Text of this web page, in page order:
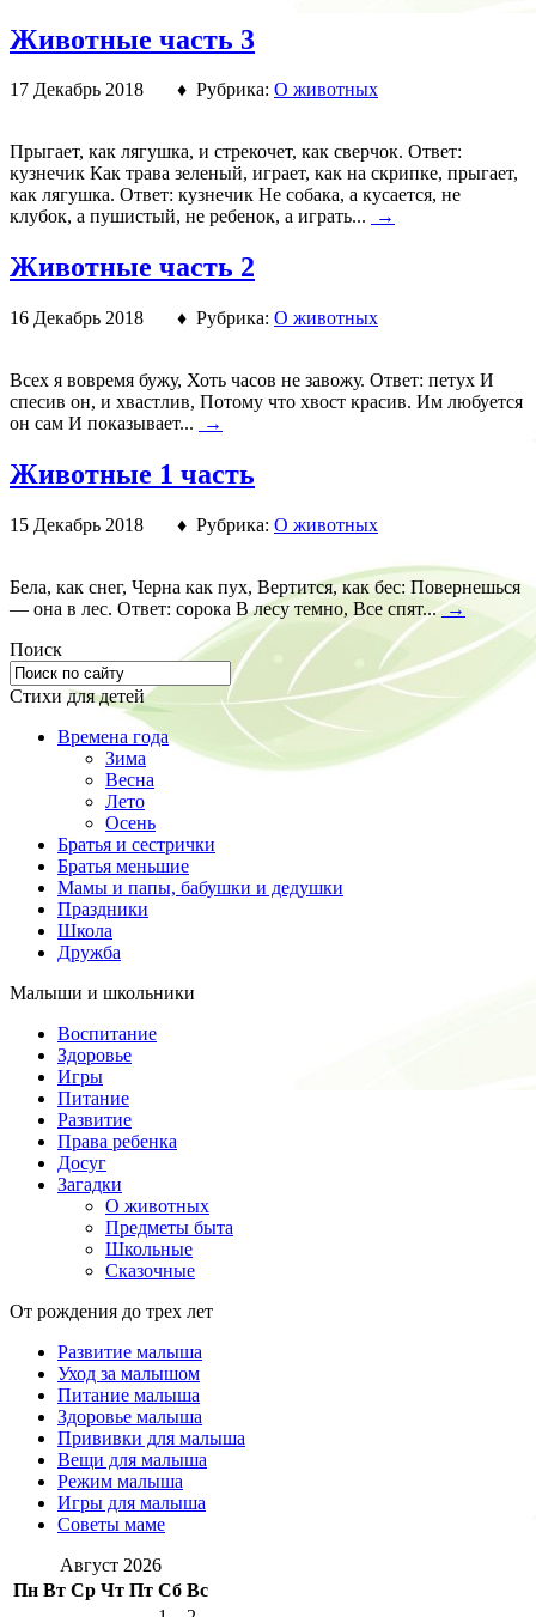
Животные часть 3
17 Декабрь 2018 ♦ Рубрика: О животных
Прыгает, как лягушка, и стрекочет, как сверчок. Ответ:
кузнечик Как трава зеленый, играет, как на скрипке, прыгает,
как лягушка. Ответ: кузнечик Не собака, а кусается, не
клубок, а пушистый, не ребенок, а играть...
→
Животные часть 2
16 Декабрь 2018 ♦ Рубрика: О животных
Всех я вовремя бужу, Хоть часов не завожу. Ответ: петух И
спесив он, и хвастлив, Потому что хвост красив. Им любуется
он сам И показывает...
→
Животные 1 часть
15 Декабрь 2018 ♦ Рубрика: О животных
Бела, как снег, Черна как пух, Вертится, как бес: Повернешься
— она в лес. Ответ: сорока В лесу темно, Все спят...→
Поиск
Стихи для детей
Времена года
Зима
Весна
Лето
Осень
Братья и сестрички
Братья меньшие
Мамы и папы, бабушки и дедушки
Праздники
Школа
Дружба
Малыши и школьники
Воспитание
Здоровье
Игры
Питание
Развитие
Права ребенка
Досуг
Загадки
О животных
Предметы быта
Школьные
Сказочные
От рождения до трех лет
Развитие малыша
Уход за малышом
Питание малыша
Здоровье малыша
Прививки для малыша
Вещи для малыша
Режим малыша
Игры для малыша
Советы маме
Август 2026
Пн Вт Ср Чт Пт Сб Вс